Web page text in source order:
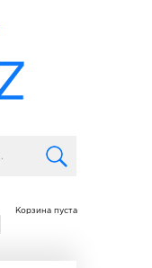
Корзина пуста